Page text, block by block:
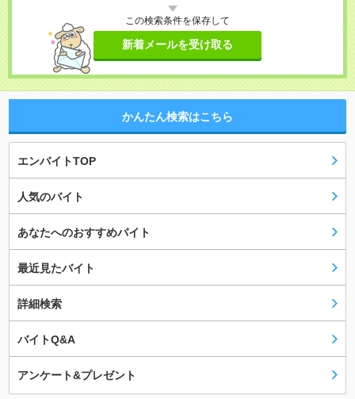
この検索条件を保存して
新着メールを受け取る
かんたん検索はこちら
エンバイトTOP
人気のバイト
あなたへのおすすめバイト
最近見たバイト
詳細検索
バイトQ&A
アンケート&プレゼント